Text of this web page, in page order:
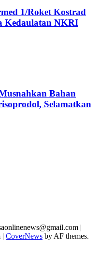
1/Roket Kostrad
Kedaulatan NKRI
Bahan
Selamatkan
|
| CoverNews by AF themes.